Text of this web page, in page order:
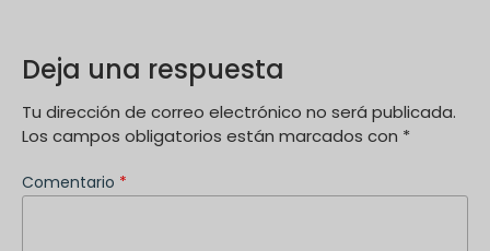
Deja una respuesta
Tu dirección de correo electrónico no será publicada.
Los campos obligatorios están marcados con *
Comentario *